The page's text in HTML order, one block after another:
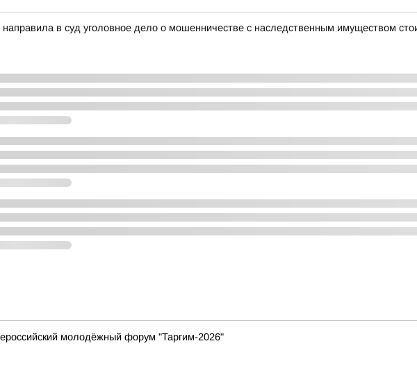
направила в суд уголовное дело о мошенничестве с наследственным имуществом
молодёжный форум "Таргим-2026"